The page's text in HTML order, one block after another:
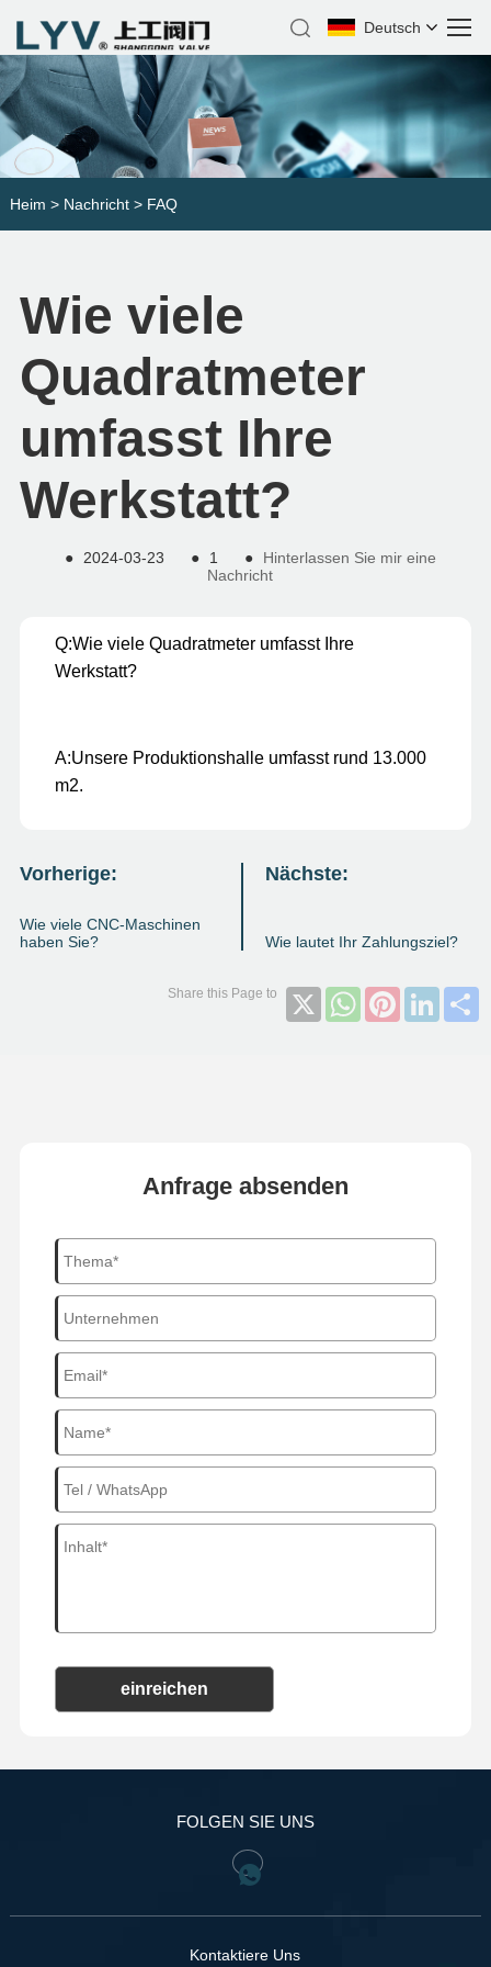
Deutsch
Heim > Nachricht> FAQ
Wie viele
Quadratmeter
umfasst Ihre
Werkstatt?
● 2024-03-23 ● 1 ●
Hinterlassen Sie mir eine
Nachricht
Q:Wie viele Quadratmeter umfasst Ihre
Werkstatt?
A:Unsere Produktionshalle umfasst rund 13.000
m2.
Vorherige:
Wie viele CNC-Maschinen
haben Sie?
Nächste:
Wie lautet Ihr Zahlungsziel?
X WhatsAppPinterest
Anfrage absenden
einreichen
FOLGEN SIE UNS
Kontaktiere Uns